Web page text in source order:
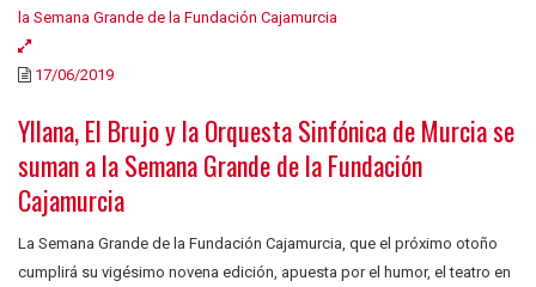
17/06/2019
Yllana, El Brujo y la Orquesta Sinfónica de Murcia se
suman a la Semana Grande de la Fundación
Cajamurcia
La Semana Grande de la Fundación Cajamurcia, que el próximo otoño
cumplirá su vigésimo novena edición, apuesta por el humor, el teatro en